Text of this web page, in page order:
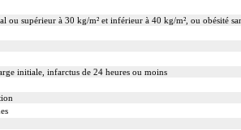
ou supérieur à 30 kg/m² et inférieur à 40 kg/m², ou obésité
initiale, infarctus de 24 heures ou moins